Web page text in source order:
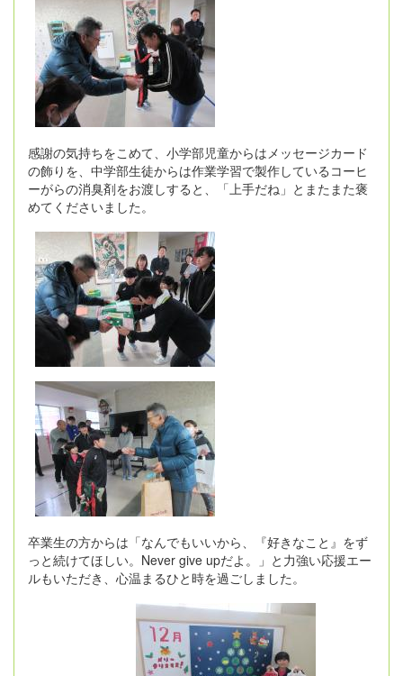
感謝の気持ちをこめて、小学部児童からはメッセージカード
の飾りを、中学部生徒からは作業学習で製作しているコーヒ
ーがらの消臭剤をお渡しすると、「上手だね」とまたまた褒
めてくださいました。
卒業生の方からは「なんでもいいから、『好きなこと』をず
っと続けてほしい。Never give upだよ。」と力強い応援エー
ルもいただき、心温まるひと時を過ごしました。